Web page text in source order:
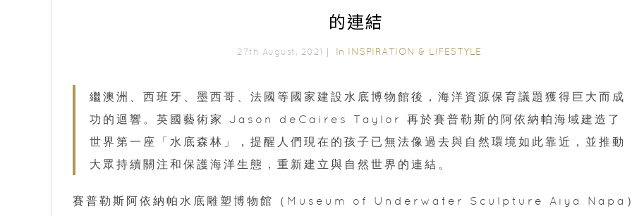
的連結
27th August, 2021｜ In INSPIRATION & LIFESTYLE
繼澳洲、西班牙、墨西哥、法國等國家建設水底博物館後，海洋資源保育議題獲得巨大而成
功的迴響。英國藝術家 Jason deCaires Taylor 再於賽普勒斯的阿依納帕海域建造了
世界第一座「水底森林」，提醒人們現在的孩子已無法像過去與自然環境如此靠近，並推動
大眾持續關注和保護海洋生態，重新建立與自然世界的連結。
賽普勒斯阿依納帕水底雕塑博物館（Museum of Underwater Sculpture Aiya Napa